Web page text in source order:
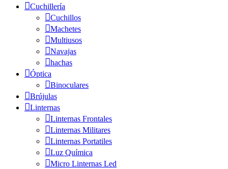
Cuchillería
Cuchillos
Machetes
Multiusos
Navajas
hachas
Óptica
Binoculares
Brújulas
Linternas
Linternas Frontales
Linternas Militares
Linternas Portatiles
Luz Química
Micro Linternas Led